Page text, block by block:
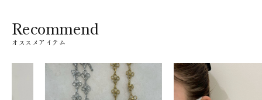
Recommend
オススメアイテム